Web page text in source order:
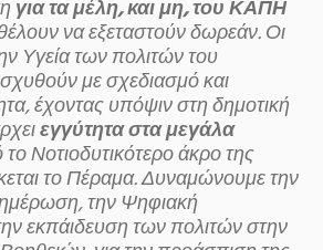
για τα μέλη, και μη, του ΚΑΠΗ
να εξεταστούν δωρεάν. Οι
Υγεία των πολιτών του
με σχεδιασμό και
έχοντας υπόψιν στη δημοτική
εγγύτητα στα μεγάλα
Νοτιοδυτικότερο άκρο της
το Πέραμα. Δυναμώνουμε την
την Ψηφιακή
εκπάιδευση των πολιτών στην